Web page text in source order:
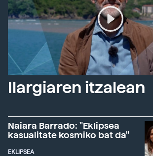
Ilargiaren itzalean
Naiara Barrado: "Eklipsea
kasualitate kosmiko bat da"
EKLIPSEA